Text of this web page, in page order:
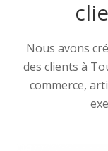
Nous avons
des clients à
commerce,